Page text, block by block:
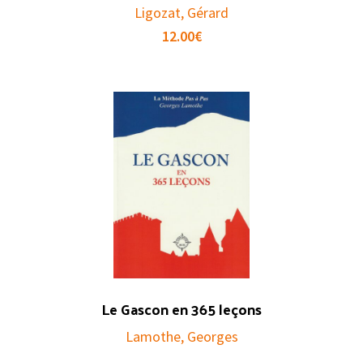
Ligozat, Gérard
12.00€
Le Gascon en 365 leçons
Lamothe, Georges